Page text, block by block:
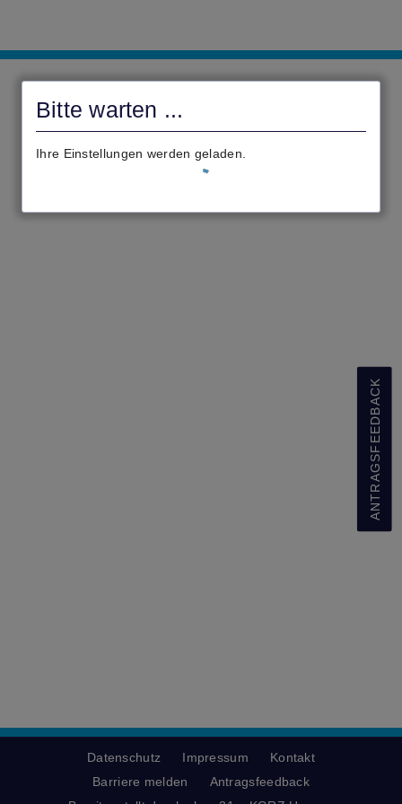
Bitte warten ...
Ihre Einstellungen werden geladen.
civento
ANTRAGSFEEDBACK
Datenschutz Impressum
Kontakt
Barriere melden
Antragsfeedback